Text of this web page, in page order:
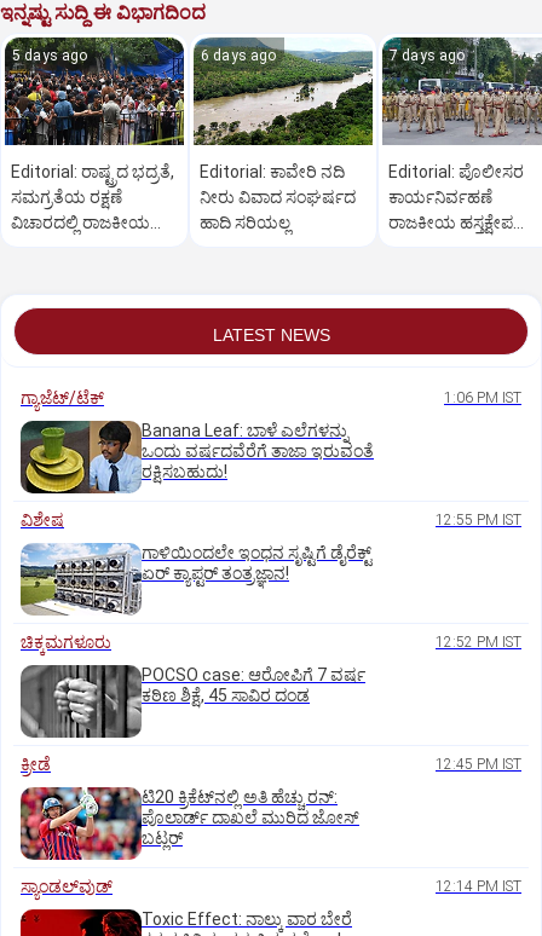
ಇನ್ನಷ್ಟು ಸುದ್ದಿ ಈ ವಿಭಾಗದಿಂದ
5 days ago
Editorial: ರಾಷ್ಟ್ರದ ಭದ್ರತೆ,
ಸಮಗ್ರತೆಯ ರಕ್ಷಣೆ
ವಿಚಾರದಲ್ಲಿ ರಾಜಕೀಯ
6 days ago
Editorial: ಕಾವೇರಿ ನದಿ
ನೀರು ವಿವಾದ ಸಂಘರ್ಷದ
ಹಾದಿ ಸರಿಯಲ್ಲ
7 days ago
Editorial: ಪೊಲೀಸರ
ಕಾರ್ಯನಿರ್ವಹಣೆ
ರಾಜಕೀಯ ಹಸ್ತಕ್ಷೇಪ
LATEST NEWS
ಗ್ಯಾಜೆಟ್/ಟೆಕ್ 1:06 PM IST
Banana Leaf: ಬಾಳೆ ಎಲೆಗಳನ್ನು
ಒಂದು ವರ್ಷದವೆರೆಗೆ ತಾಜಾ ಇರುವಂತೆ
ರಕ್ಷಿಸಬಹುದು!
ವಿಶೇಷ 12:55 PM IST
ಗಾಳಿಯಿಂದಲೇ ಇಂಧನ ಸೃಷ್ಟಿಗೆ ಡೈರೆಕ್ಟ್
ಏರ್‌ ಕ್ಯಾಪ್ಟರ್ ತಂತ್ರಜ್ಞಾನ!
ಚಿಕ್ಕಮಗಳೂರು 12:52 PM IST
POCSO case: ಆರೋಪಿಗೆ 7 ವರ್ಷ
ಕಠಿಣ ಶಿಕ್ಷೆ, 45 ಸಾವಿರ ದಂಡ
ಕ್ರೀಡೆ 12:45 PM IST
ಟಿ20 ಕ್ರಿಕೆಟ್‌ನಲ್ಲಿ ಅತಿ ಹೆಚ್ಚು ರನ್:
ಪೊಲಾರ್ಡ್ ದಾಖಲೆ ಮುರಿದ ಜೋಸ್
ಬಟ್ಲರ್
ಸ್ಯಾಂಡಲ್‌ವುಡ್‌ 12:14 PM IST
Toxic Effect: ನಾಲ್ಕು ವಾರ ಬೇರೆ